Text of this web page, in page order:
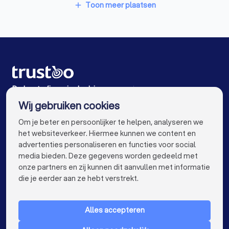
stap richting een zorgeloze financiële toekomst.
Financieel adviseurs in Roden
Financieel adviseurs in Alteveer (GR)
Financieel adviseurs in Winschoten
Financieel adviseurs in Amsterdam
Financieel adviseurs in Rotterdam
Financieel adviseurs in Den Haag
Financieel adviseurs in Utrecht
Financieel adviseurs in Tilburg
add Toon meer plaatsen
De beste financieel adviseurs voor jou
VOOR PARTICULIEREN keyboard_arrow_down
Wij gebruiken cookies
Om je beter en persoonlijker te helpen, analyseren we
het websiteverkeer. Hiermee kunnen we content en
advertenties personaliseren en functies voor social
media bieden. Deze gegevens worden gedeeld met
onze partners en zij kunnen dit aanvullen met informatie
die je eerder aan ze hebt verstrekt.
Alles accepteren